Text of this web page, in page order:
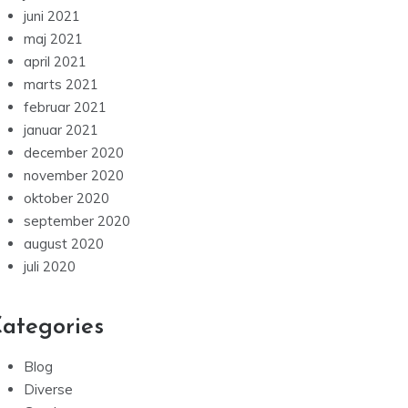
juni 2021
maj 2021
april 2021
marts 2021
februar 2021
januar 2021
december 2020
november 2020
oktober 2020
september 2020
august 2020
juli 2020
Blog
Diverse